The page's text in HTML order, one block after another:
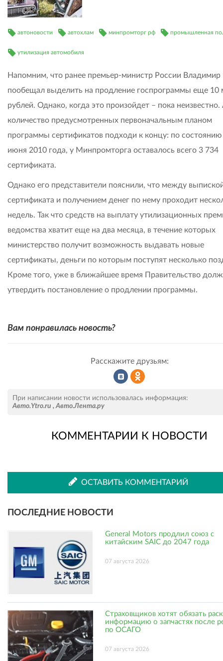
автоновости автохлам минпромторг рф промышленная
утилизация автомобиля
Напомним, что ранее премьер-министр России Владимир
пообещал выделить на продление госпрограммы еще 10
рублей. Однако, когда это произойдет – пока неизвестно.
количество предусмотренных первоначальным планом
программы сертификатов подходи к концу: по
июня 2010 года, у Минпромторга оставалось всего 3 734
сертификата.
Однако его представители пояснили, что между
сертификата и получением денег по нему проходит
недель. Так что средств на выплату утилизационных
ведомства хватит еще на два месяца, в течение которых
министерство получит возможность выдавать новые
сертификаты, деньги по которым поступят несколько
Кроме того, уже в ближайшее время Правительство
утвердить постановление о продлении программы.
Вам понравилась новость?
Расскажите друзьям:
во
ВКонтакте
Одноклассниках
При написании новости использовалась информация:
Авто.Ytro.ru ,Авто.Лента.ру
КОММЕНТАРИИ К НОВОСТИ
ОСТАВИТЬ КОММЕНТАРИЙ
ПОСЛЕДНИЕ НОВОСТИ
General Motors продлил союз с
китайским SAIC до 2047 года
07 августа 2026
Страховщиков хотят обязать
информацию о запчастях после
по ОСАГО
07 августа 2026